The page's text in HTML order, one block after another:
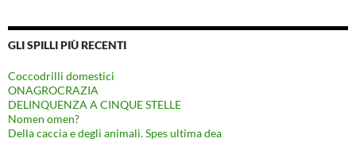
GLI SPILLI PIÙ RECENTI
Coccodrilli domestici
ONAGROCRAZIA
DELINQUENZA A CINQUE STELLE
Nomen omen?
Della caccia e degli animali. Spes ultima dea